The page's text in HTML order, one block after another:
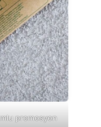
promosyon